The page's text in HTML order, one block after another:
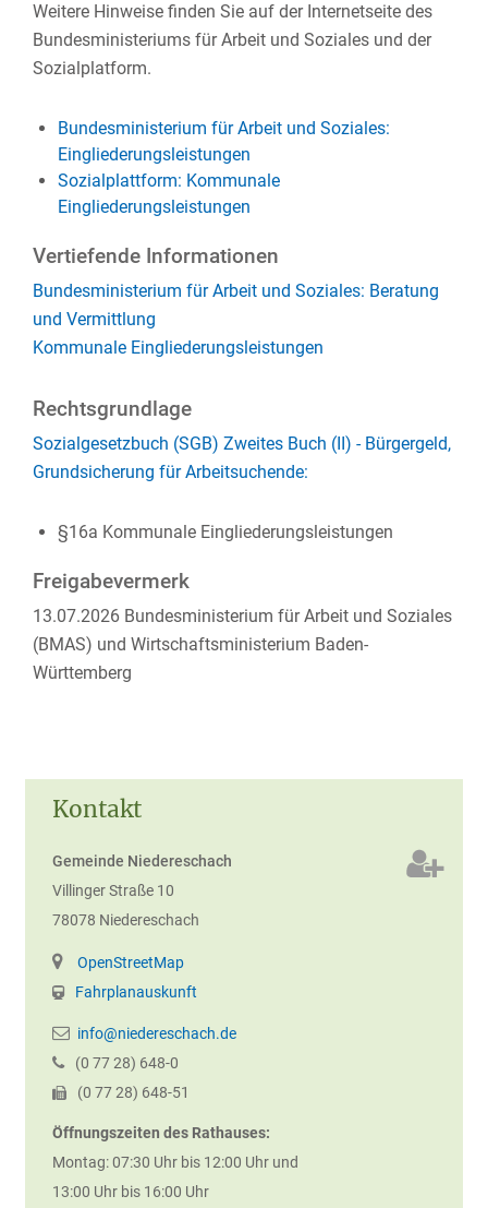
Kontakt
Gemeinde Niedereschach
Villinger Straße 10
78078 Niedereschach
OpenStreetMap
Fahrplanauskunft
info@niedereschach.de
(0 7728) 648-0
(0 7728) 648-51
Öffnungszeiten des Rathauses:
Montag: 07:30 Uhr bis 12:00 Uhr und
13:00 Uhr bis 16:00 Uhr
Weitere Hinweise finden Sie auf der Internetseite des
Bundesministeriums für Arbeit und Soziales und der
Sozialplatform.
Bundesministerium für Arbeit und Soziales:
Eingliederungsleistungen
Sozialplattform: Kommunale
Eingliederungsleistungen
Vertiefende Informationen
Bundesministerium für Arbeit und Soziales: Beratung
und Vermittlung
Kommunale Eingliederungsleistungen
Rechtsgrundlage
Sozialgesetzbuch (SGB) Zweites Buch (II) - Bürgergeld,
Grundsicherung für Arbeitsuchende:
§16a Kommunale Eingliederungsleistungen
Freigabevermerk
13.07.2026 Bundesministerium für Arbeit und Soziales
(BMAS) und Wirtschaftsministerium Baden-
Württemberg